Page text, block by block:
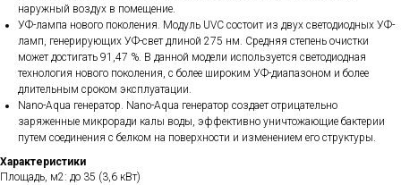
наружный воздух в помещение.
УФ-лампа нового поколения. Модуль UVC состоит из двух светодиодных УФ-
ламп, генерирующих УФ-свет длиной 275 нм. Средняя степень очистки
может достигать 91,47 %. В данной модели используется светодиодная
технология нового поколения, с более широким УФ-диапазоном и более
длительным сроком эксплуатации.
Nano-Aqua генератор. Nano-Aqua генератор создает отрицательно
заряженные микроради калы воды, эффективно уничтожающие бактерии
путем соединения с белком на поверхности и изменением его структуры.
Характеристики
Площадь, м2: до 35 (3,6 кВт)